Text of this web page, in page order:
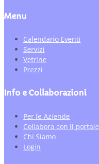
Menu
Calendario Eventi
Servizi
Vetrine
Prezzi
Info e Collaborazioni
Per le Aziende
Collabora con il portale
Chi Siamo
Login